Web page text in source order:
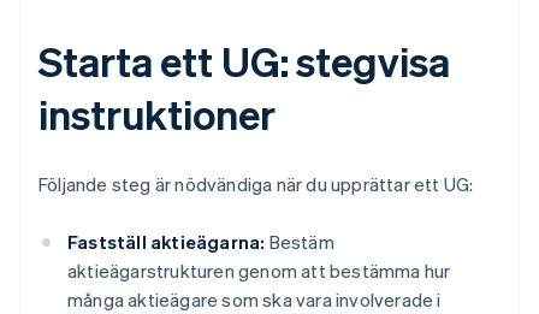
Starta ett UG: stegvisa
instruktioner
Följande steg är nödvändiga när du upprättar ett UG:
Fastställ aktieägarna: Bestäm
aktieägarstrukturen genom att bestämma hur
många aktieägare som ska vara involverade i